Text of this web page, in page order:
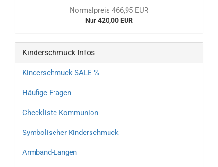
Normalpreis 466,95 EUR
Nur 420,00 EUR
Kinderschmuck Infos
Kinderschmuck SALE %
Häufige Fragen
Checkliste Kommunion
Symbolischer Kinderschmuck
Armband-Längen